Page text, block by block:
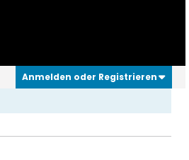
Anmelden oder Registrieren